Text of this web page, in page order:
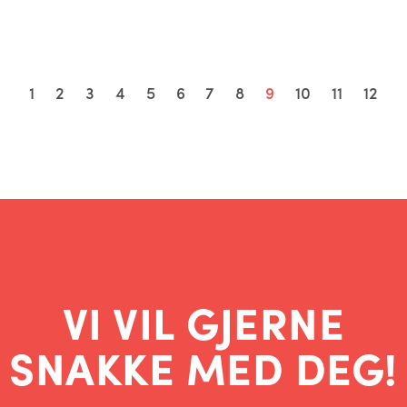
1 2 3 4 5 6 7 8 9 10 11 12
VI VIL GJERNE
SNAKKE MED DEG!